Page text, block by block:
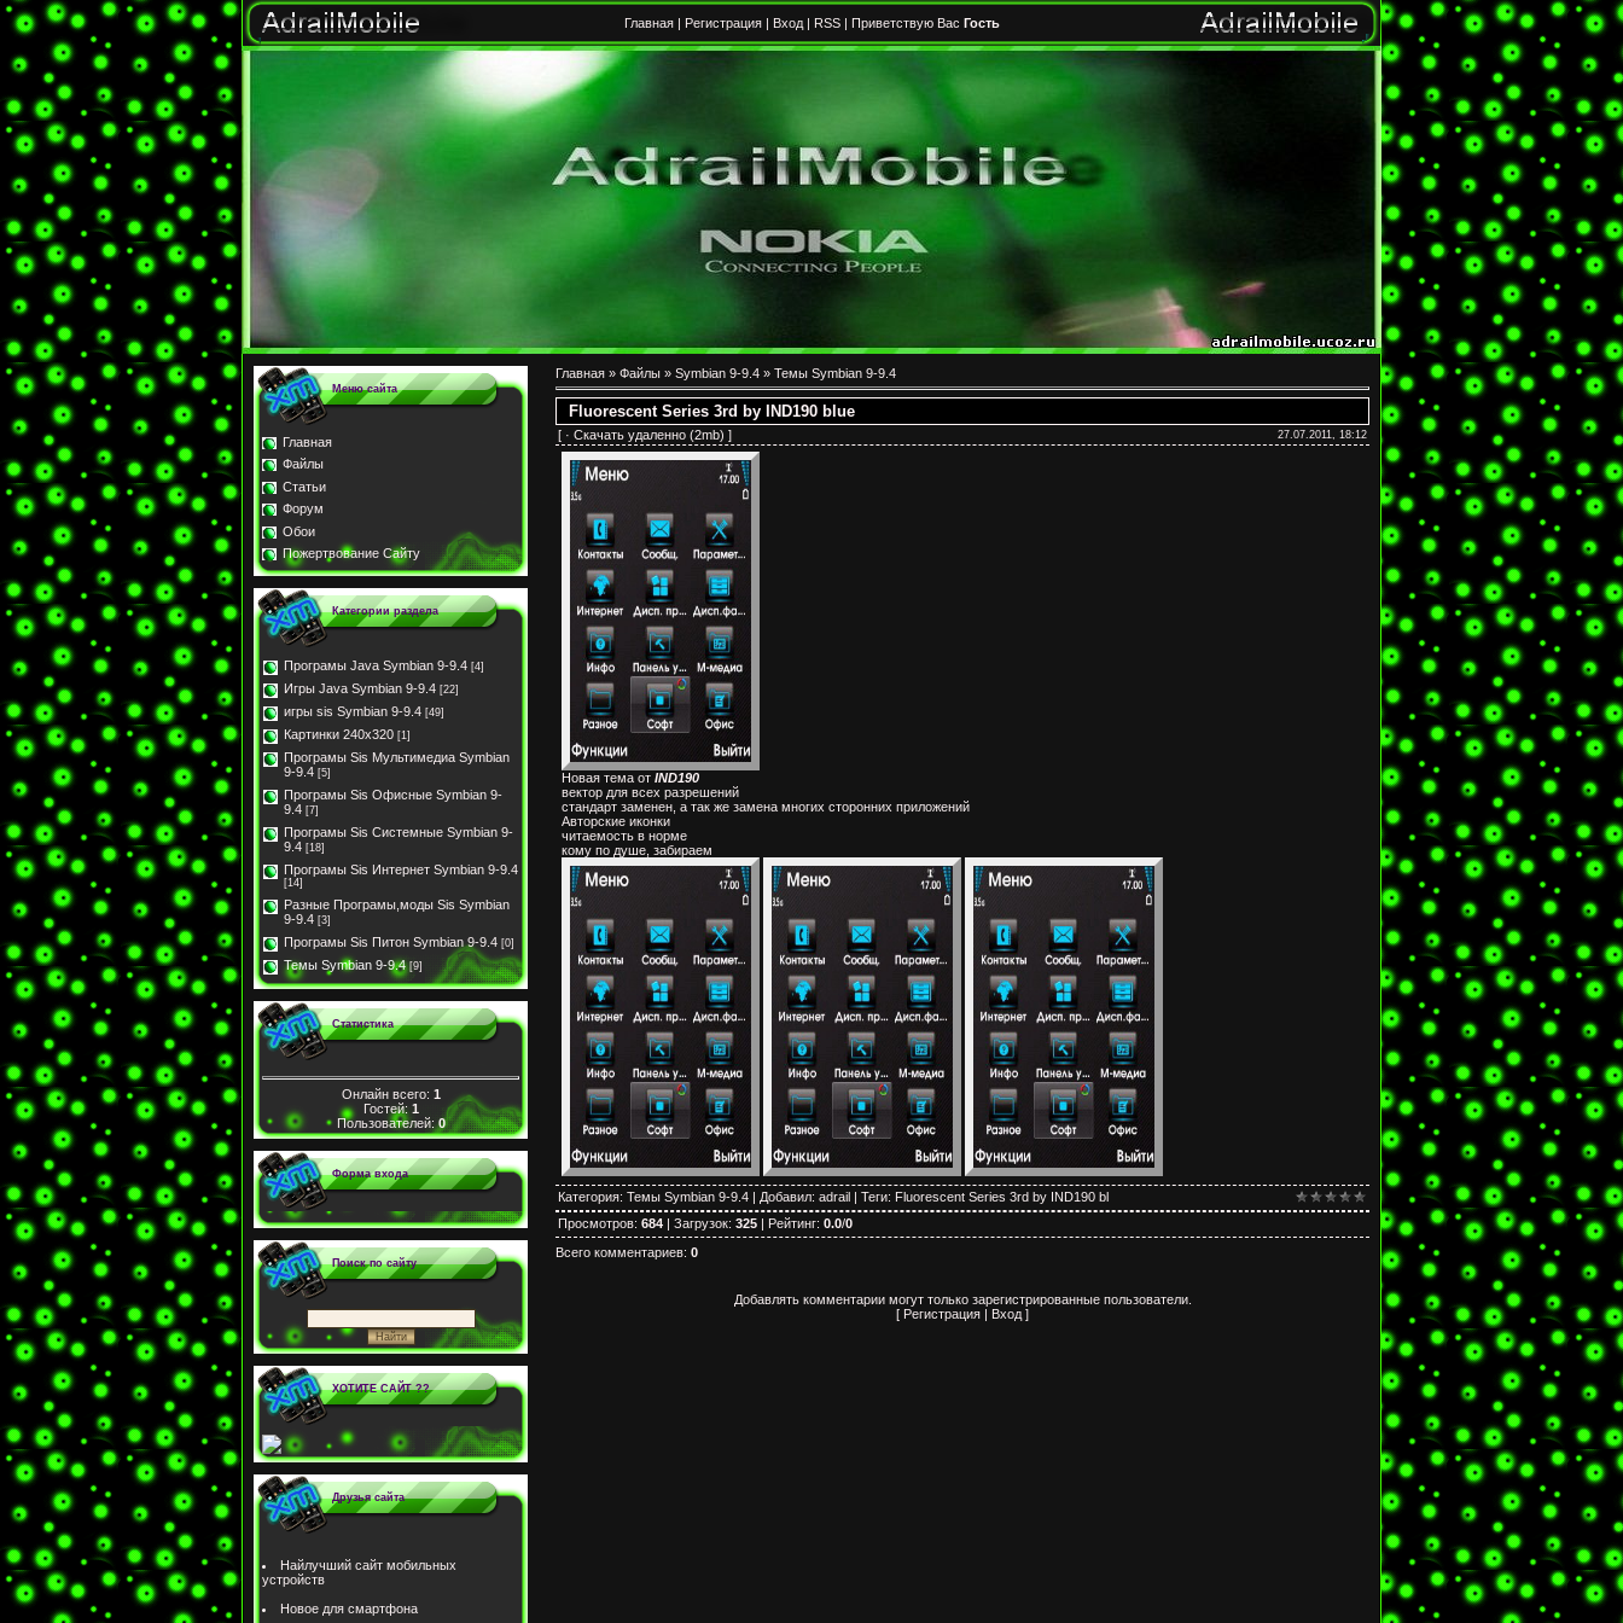
Главная| Регистрация| Вход| RSS| Приветствую Вас Гость
Меню сайта
Главная
Файлы
Статьи
Форум
Обои
Пожертвование Сайту
Категории раздела
Програмы Java Symbian 9-9.4 [4]
Игры Java Symbian 9-9.4 [22]
игры sis Symbian 9-9.4 [49]
Картинки 240x320 [1]
Програмы Sis Мультимедиа Symbian
9-9.4 [5]
Програмы Sis Офисные Symbian 9-
9.4 [7]
Програмы Sis Системные Symbian 9-
9.4 [18]
Програмы Sis Интернет Symbian 9-9.4
[14]
Разные Програмы,моды Sis Symbian
9-9.4 [3]
Програмы Sis Питон Symbian 9-9.4 [0]
Темы Symbian 9-9.4 [9]
Статистика
Онлайн всего: 1
Гостей: 1
Пользователей:0
Форма входа
Поиск по сайту
ХОТИТЕ САЙТ ??
Друзья сайта
Найлучший сайт мобильных
устройств
Новое для смартфона
Главная » Файлы » Symbian 9-9.4 » Темы Symbian 9-9.4
Fluorescent Series 3rd by IND190 blue
[ · Скачать удаленно (2mb) ] 27.07.2011, 18:12
Новая тема от IND190
вектор для всех разрешений
стандарт заменен, а так же замена многих сторонних приложений
Авторские иконки
читаемость в норме
кому по душе, забираем
Категория: Темы Symbian 9-9.4 | Добавил: adrail | Теги: Fluorescent Series 3rd by IND190 bl
Просмотров: 684 | Загрузок: 325 | Рейтинг: 0.0/0
Всего комментариев: 0
Добавлять комментарии могут только зарегистрированные пользователи.
[ Регистрация | Вход ]